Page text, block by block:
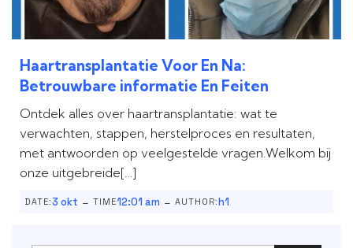
Haartransplantatie Voor En Na:
Betrouwbare informatie En Feiten
Ontdek alles over haartransplantatie: wat te
verwachten, stappen, herstelproces en resultaten,
met antwoorden op veelgestelde vragen.Welkom bij
onze uitgebreide[…]
DATE:3 okt - TIME12:01 am - AUTHOR:h1